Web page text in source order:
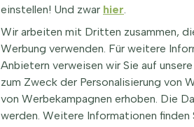
Wurzeln)
300-350
einstellen! Und zwar hier.
Wir arbeiten mit Dritten zusammen,
Werbung verwenden. Für weitere
Anbietern verweisen wir Sie auf unsere
zum Zweck der Personalisierung von
von Werbekampagnen erhoben. Die
werden. Weitere Informationen finden